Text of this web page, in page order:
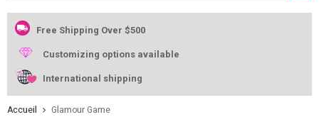
Free Shipping Over $500
Customizing options available
International shipping
Accueil Glamour Game